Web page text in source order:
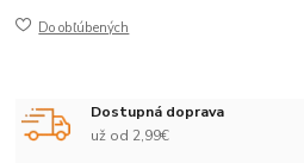
Do obľúbených
Dostupná doprava
už od 2,99€